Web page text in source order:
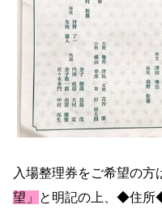
入場整理券をご希望の方
望」
と明記の上、◆住